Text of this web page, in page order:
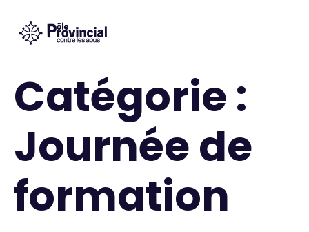
Catégorie :
Journée de
formation